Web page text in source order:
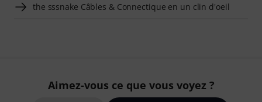
the sssnake Câbles & Connectique en un clin d'oeil
Aimez-vous ce que vous voyez ?